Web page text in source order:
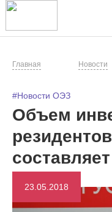
Главная Новости
#Новости ОЭЗ
Объем
23.05.2018